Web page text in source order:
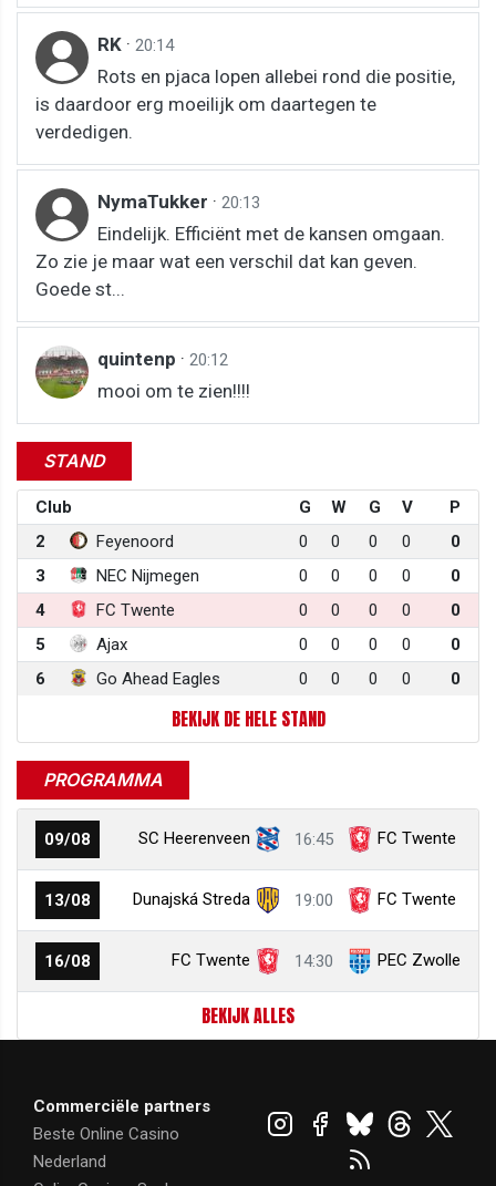
RK · 20:14
Rots en pjaca lopen allebei rond die positie,
is daardoor erg moeilijk om daartegen te
verdedigen.
NymaTukker · 20:13
Eindelijk. Efficiënt met de kansen omgaan.
Zo zie je maar wat een verschil dat kan geven.
Goede st...
quintenp · 20:12
mooi om te zien!!!!
STAND
Club G W G V
P
2
Feyenoord 0 0 0 0
0
3
NEC Nijmegen 0 0 0 0
0
4
FC Twente 0 0 0 0
0
5
Ajax 0 0 0 0
0
6
Go Ahead Eagles 0 0 0 0 0
BEKIJK DE HELE STAND
PROGRAMMA
09/08 SC Heerenveen 16:45 FC Twente
13/08 Dunajská Streda 19:00 FC Twente
16/08 FC Twente 14:30 PEC Zwolle
BEKIJK ALLES
Commerciële partners
Beste Online Casino
Nederland